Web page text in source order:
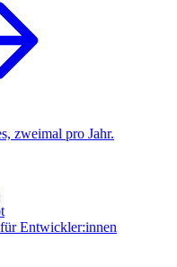
zweimal pro Jahr.
Entwickler:innen